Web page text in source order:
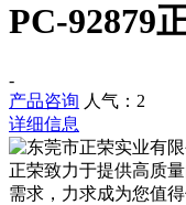
PC-92879
-
产品咨询 人气： 2
详细信息
正荣致力于提供高质
需求，力求成为您值